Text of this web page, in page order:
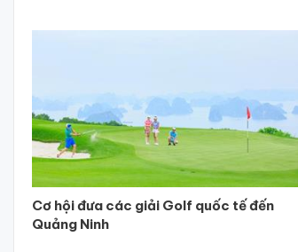
Cơ hội đưa các giải Golf quốc tế đến
Quảng Ninh